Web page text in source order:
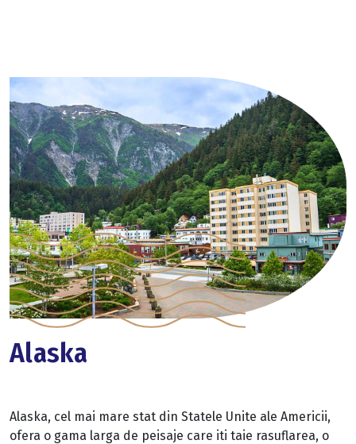
Alaska
Alaska, cel mai mare stat din Statele Unite ale Americii,
ofera o gama larga de peisaje care iti taie rasuflarea, o